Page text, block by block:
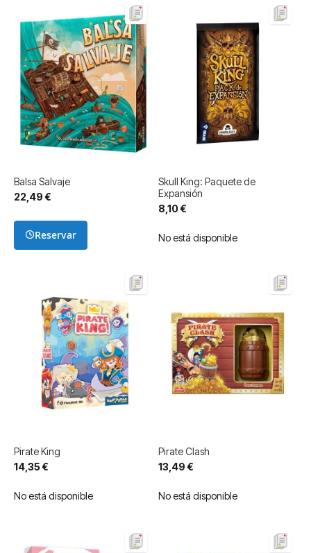
Balsa Salvaje
22,49 €
Reservar
Skull King: Paquete de
Expansión
8,10 €
No está disponible
Pirate King
14,35 €
No está disponible
Pirate Clash
13,49 €
No está disponible